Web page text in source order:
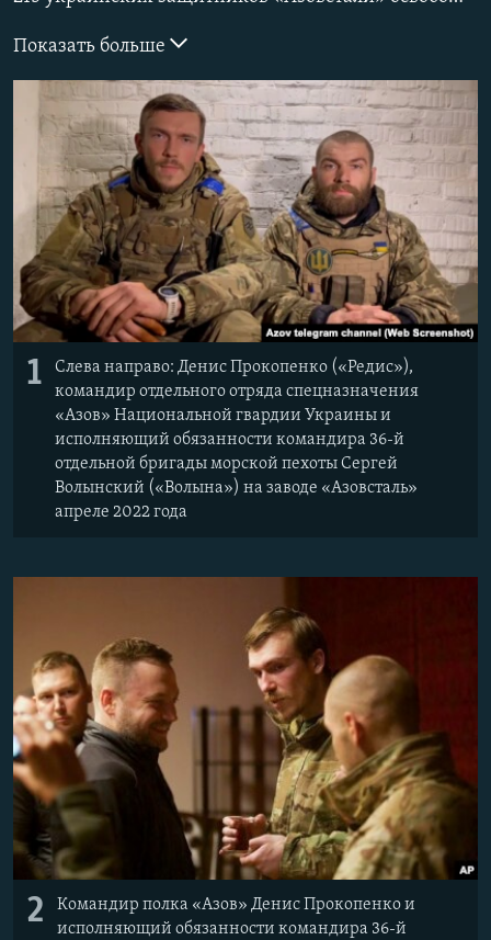
ELIFBE
УКРАИНСКАЯ ПРОБЛЕМА КРЫМА
Все сайты RFE/RL
Показать больше
1
Слева направо: Денис Прокопенко («Редис»),
командир отдельного отряда спецназначения
«Азов» Национальной гвардии Украины и
исполняющий обязанности командира 36-й
отдельной бригады морской пехоты Сергей
Волынский («Волына») на заводе «Азовсталь»
апреле 2022 года
2
Командир полка «Азов» Денис Прокопенко и
исполняющий обязанности командира 36-й